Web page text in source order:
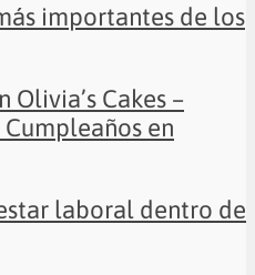
importantes de los
Cakes –
en
laboral dentro de